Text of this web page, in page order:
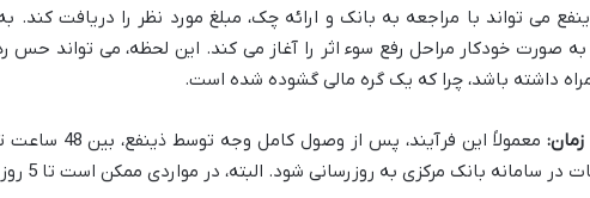
می تواند با مراجعه به بانک و ارائه چک، مبلغ مورد نظر را دریافت
صورت خودکار مراحل رفع سوء اثر را آغاز می کند. این لحظه، می تواند حس
داشته باشد، چرا که یک گره مالی گشوده شده است.
در سامانه بانک مرکزی به روزرسانی شود. البته، در مواردی ممکن است تا 5 روز کاری نیز به طول انجامد.